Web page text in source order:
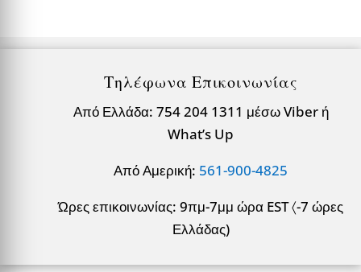
Τηλέφωνα Επικοινωνίας
Από Ελλάδα: 754 204 1311 μέσω Viber ή
What’s Up
Από Αμερική: 561-900-4825
Ώρες επικοινωνίας: 9πμ-7μμ ώρα EST 〈-7 ώρες
Ελλάδας)